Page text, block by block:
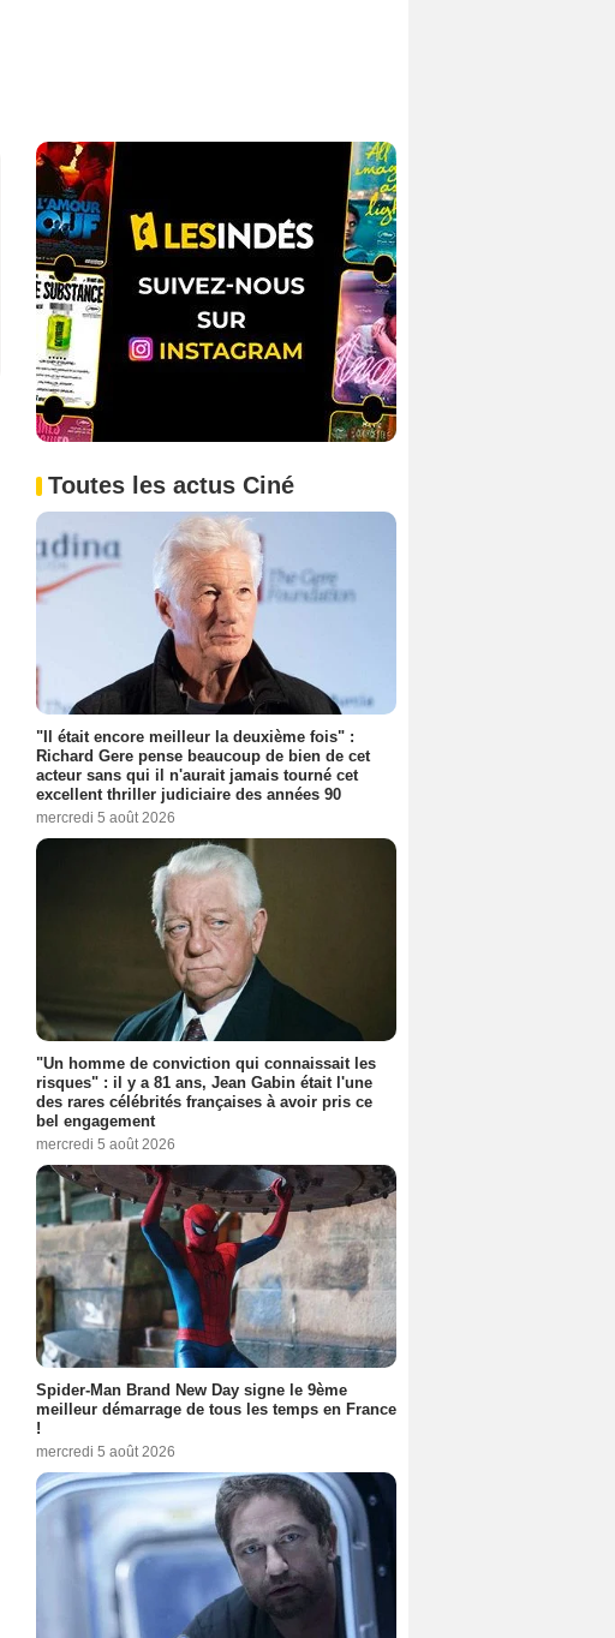
Toutes les actus Ciné
"Il était encore meilleur la deuxième fois" :
Richard Gere pense beaucoup de bien de cet
acteur sans qui il n'aurait jamais tourné cet
excellent thriller judiciaire des années 90
mercredi 5 août 2026
"Un homme de conviction qui connaissait les
risques" : il y a 81 ans, Jean Gabin était l'une
des rares célébrités françaises à avoir pris ce
bel engagement
mercredi 5 août 2026
Spider-Man Brand New Day signe le 9ème
meilleur démarrage de tous les temps en France
!
mercredi 5 août 2026